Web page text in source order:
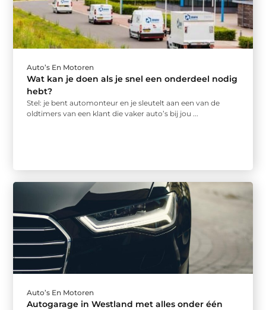
Auto’s En Motoren
Wat kan je doen als je snel een onderdeel nodig
hebt?
Stel: je bent automonteur en je sleutelt aan een van de
oldtimers van een klant die vaker auto’s bij jou ...
Auto’s En Motoren
Autogarage in Westland met alles onder één